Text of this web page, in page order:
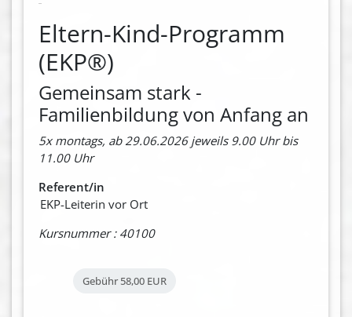
Eltern-Kind-Programm
(EKP®)
Gemeinsam stark -
Familienbildung von Anfang an
5x montags, ab 29.06.2026 jeweils 9.00 Uhr bis
11.00 Uhr
Referent/in
EKP-Leiterin vor Ort
Kursnummer : 40100
Gebühr 58,00 EUR